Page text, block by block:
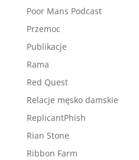
Poor Mans Podcast
Przemoc
Publikacje
Rama
Red Quest
Relacje męsko damskie
ReplicantPhish
Rian Stone
Ribbon Farm